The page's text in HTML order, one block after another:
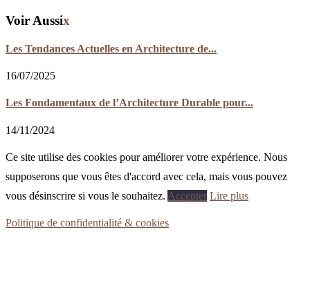
Voir Aussix
Les Tendances Actuelles en Architecture de...
16/07/2025
Les Fondamentaux de l’Architecture Durable pour...
14/11/2024
Ce site utilise des cookies pour améliorer votre expérience. Nous
supposerons que vous êtes d'accord avec cela, mais vous pouvez
vous désinscrire si vous le souhaitez. Accepter Lire plus
Politique de confidentialité & cookies